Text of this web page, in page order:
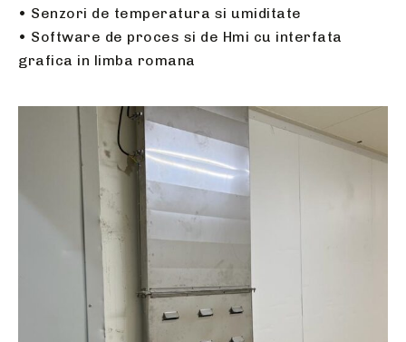
• Senzori de temperatura si umiditate
• Software de proces si de Hmi cu interfata
grafica in limba romana